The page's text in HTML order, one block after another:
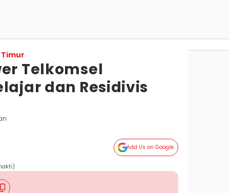
Telkomsel
dan Residivis
Add Us on Google